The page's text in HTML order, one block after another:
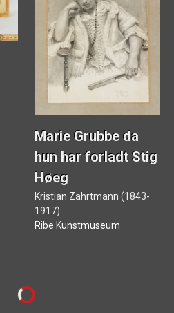
Marie Grubbe da
hun har forladt Stig
Høeg
Kristian Zahrtmann (1843-
1917)
Ribe Kunstmuseum